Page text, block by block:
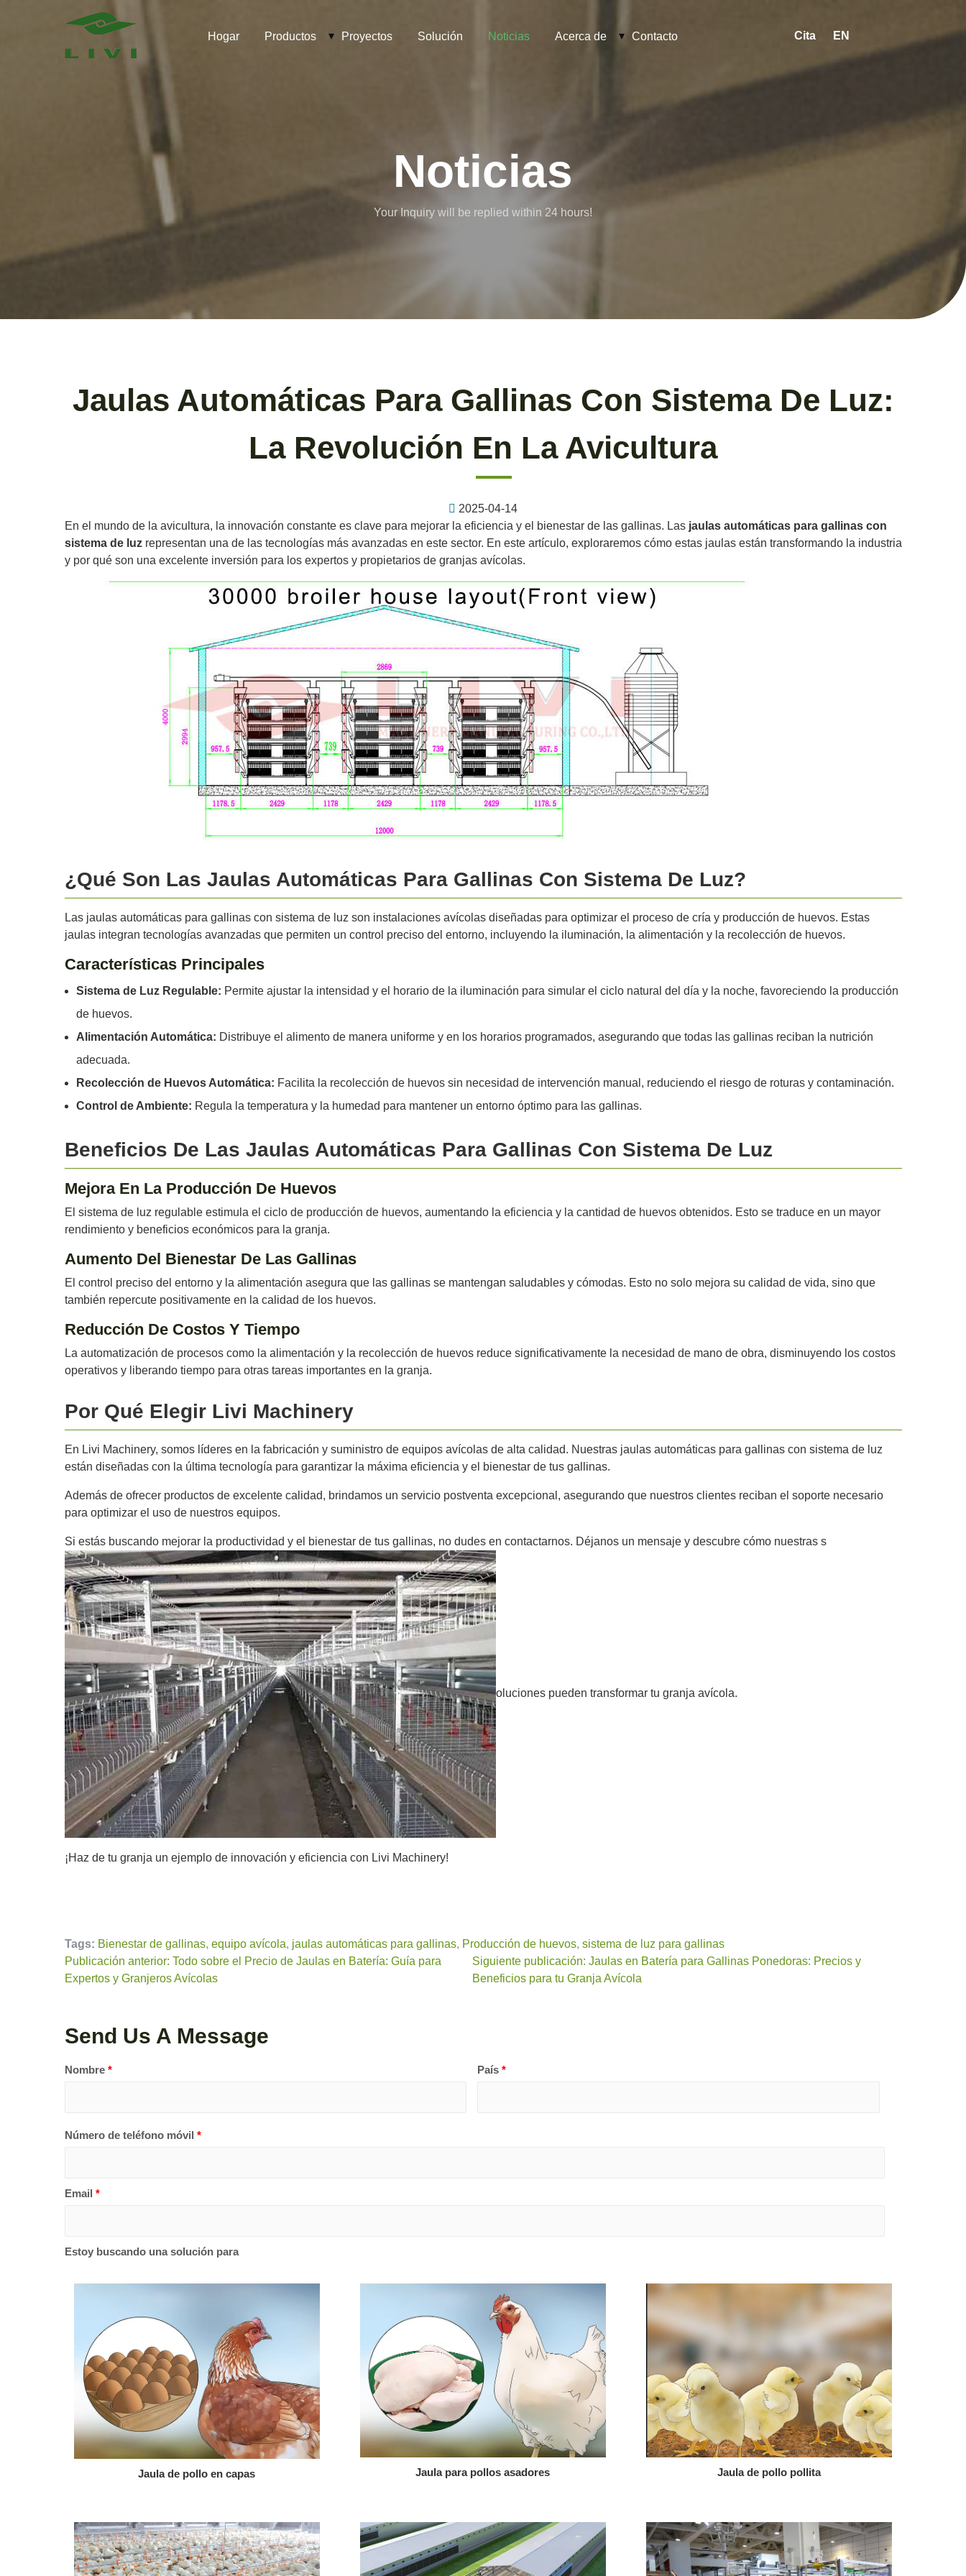
Hogar Productos Proyectos Solución Noticias Acerca de Contacto Cita EN
Noticias
Your Inquiry will be replied within 24 hours!
Jaulas Automáticas Para Gallinas Con Sistema De Luz:
La Revolución En La Avicultura
2025-04-14
En el mundo de la avicultura, la innovación constante es clave para mejorar la eficiencia y el bienestar de las gallinas. Las jaulas automáticas para gallinas con
sistema de luzrepresentan una de las tecnologías más avanzadas en este sector. En este artículo, exploraremos cómo estas jaulas están transformando la industria
y por qué son una excelente inversión para los expertos y propietarios de granjas avícolas.
¿Qué Son Las Jaulas Automáticas Para Gallinas Con Sistema De Luz?
Las jaulas automáticas para gallinas con sistema de luz son instalaciones avícolas diseñadas para optimizar el proceso de cría y producción de huevos. Estas
jaulas integran tecnologías avanzadas que permiten un control preciso del entorno, incluyendo la iluminación, la alimentación y la recolección de huevos.
Características Principales
Sistema de Luz Regulable: Permite ajustar la intensidad y el horario de la iluminación para simular el ciclo natural del día y la noche, favoreciendo la producción
de huevos.
Alimentación Automática: Distribuye el alimento de manera uniforme y en los horarios programados, asegurando que todas las gallinas reciban la nutrición
adecuada.
Recolección de Huevos Automática: Facilita la recolección de huevos sin necesidad de intervención manual, reduciendo el riesgo de roturas y contaminación.
Control de Ambiente: Regula la temperatura y la humedad para mantener un entorno óptimo para las gallinas.
Beneficios De Las Jaulas Automáticas Para Gallinas Con Sistema De Luz
Mejora En La Producción De Huevos
El sistema de luz regulable estimula el ciclo de producción de huevos, aumentando la eficiencia y la cantidad de huevos obtenidos. Esto se traduce en un mayor
rendimiento y beneficios económicos para la granja.
Aumento Del Bienestar De Las Gallinas
El control preciso del entorno y la alimentación asegura que las gallinas se mantengan saludables y cómodas. Esto no solo mejora su calidad de vida, sino que
también repercute positivamente en la calidad de los huevos.
Reducción De Costos Y Tiempo
La automatización de procesos como la alimentación y la recolección de huevos reduce significativamente la necesidad de mano de obra, disminuyendo los costos
operativos y liberando tiempo para otras tareas importantes en la granja.
Por Qué Elegir Livi Machinery
En Livi Machinery, somos líderes en la fabricación y suministro de equipos avícolas de alta calidad. Nuestras jaulas automáticas para gallinas con sistema de luz
están diseñadas con la última tecnología para garantizar la máxima eficiencia y el bienestar de tus gallinas.
Además de ofrecer productos de excelente calidad, brindamos un servicio postventa excepcional, asegurando que nuestros clientes reciban el soporte necesario
para optimizar el uso de nuestros equipos.
Si estás buscando mejorar la productividad y el bienestar de tus gallinas, no dudes en contactarnos. Déjanos un mensaje y descubre cómo nuestras s
oluciones pueden transformar tu granja avícola.
¡Haz de tu granja un ejemplo de innovación y eficiencia con Livi Machinery!
Tags: Bienestar de gallinas, equipo avícola, jaulas automáticas para gallinas, Producción de huevos, sistema de luz para gallinas
Publicación anterior: Todo sobre el Precio de Jaulas en Batería: Guía para
Expertos y Granjeros Avícolas
Siguiente publicación: Jaulas en Batería para Gallinas Ponedoras: Precios y
Beneficios para tu Granja Avícola
Send Us A Message
Nombre * País*
Número de teléfono móvil *
Email *
Estoy buscando una solución para
Jaula de pollo en capas Jaula para pollos asadores Jaula de pollo pollita